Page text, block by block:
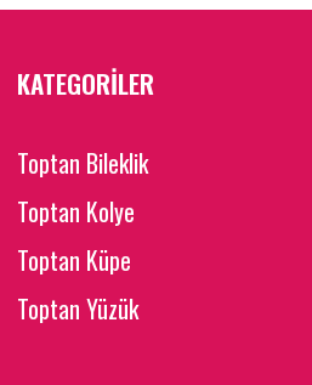
KATEGORİLER
Toptan Bileklik
Toptan Kolye
Toptan Küpe
Toptan Yüzük